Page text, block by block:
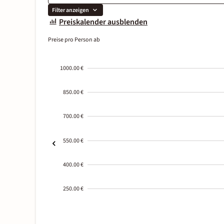
Filter anzeigen
Preiskalender ausblenden
Preise pro Person ab
1000.00 €
850.00 €
700.00 €
550.00 €
400.00 €
250.00 €